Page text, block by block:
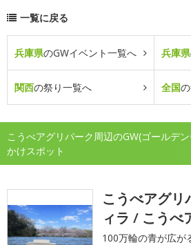
一覧に戻る
兵庫県のGWイベント一覧へ 兵庫県
関西の祭り一覧へ 全国
こうべアグリパーク周辺のGW(ゴールデ
かけスポット
こうべアグリ
ィラ / こうべ
100万輪の青が広が